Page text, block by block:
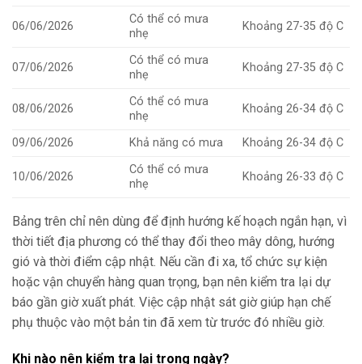
06/06/2026
Có thể có mưa
nhẹ
Khoảng 27-35 độ C
07/06/2026
Có thể có mưa
nhẹ
Khoảng 27-35 độ C
08/06/2026
Có thể có mưa
nhẹ
Khoảng 26-34 độ C
09/06/2026 Khả năng có mưa Khoảng 26-34 độ C
10/06/2026
Có thể có mưa
nhẹ
Khoảng 26-33 độ C
Bảng trên chỉ nên dùng để định hướng kế hoạch ngắn hạn, vì
thời tiết địa phương có thể thay đổi theo mây dông, hướng
gió và thời điểm cập nhật. Nếu cần đi xa, tổ chức sự kiện
hoặc vận chuyển hàng quan trọng, bạn nên kiểm tra lại dự
báo gần giờ xuất phát. Việc cập nhật sát giờ giúp hạn chế
phụ thuộc vào một bản tin đã xem từ trước đó nhiều giờ.
Khi nào nên kiểm tra lại trong ngày?